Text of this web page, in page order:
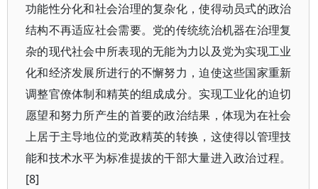
功能性分化和社会治理的复杂化，使得动员式的政治
结构不再适应社会需要。党的传统统治机器在治理复
杂的现代社会中所表现的无能为力以及党为实现工业
化和经济发展所进行的不懈努力，迫使这些国家重新
调整官僚体制和精英的组成成分。实现工业化的迫切
愿望和努力所产生的首要的政治结果，体现为在社会
上居于主导地位的党政精英的转换，这使得以管理技
能和技术水平为标准提拔的干部大量进入政治过程。
[8]